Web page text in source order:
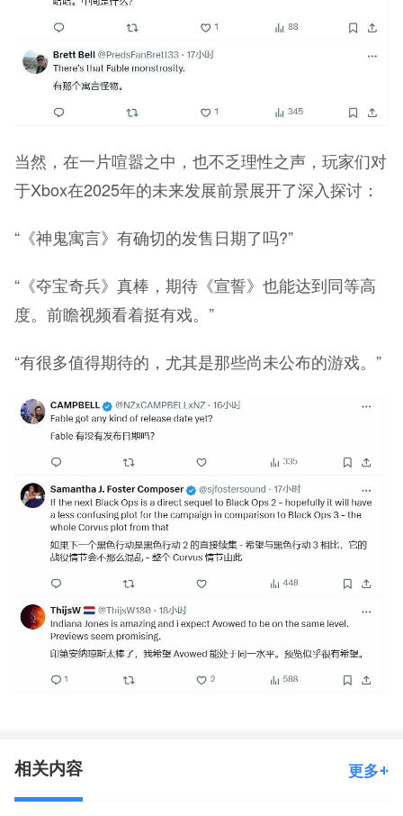
当然，在一片喧嚣之中，也不乏理性之声，玩家们对
于Xbox在2025年的未来发展前景展开了深入探讨：
“《神鬼寓言》有确切的发售日期了吗?”
“《夺宝奇兵》真棒，期待《宣誓》也能达到同等高
度。前瞻视频看着挺有戏。”
“有很多值得期待的，尤其是那些尚未公布的游戏。”
相关内容 更多